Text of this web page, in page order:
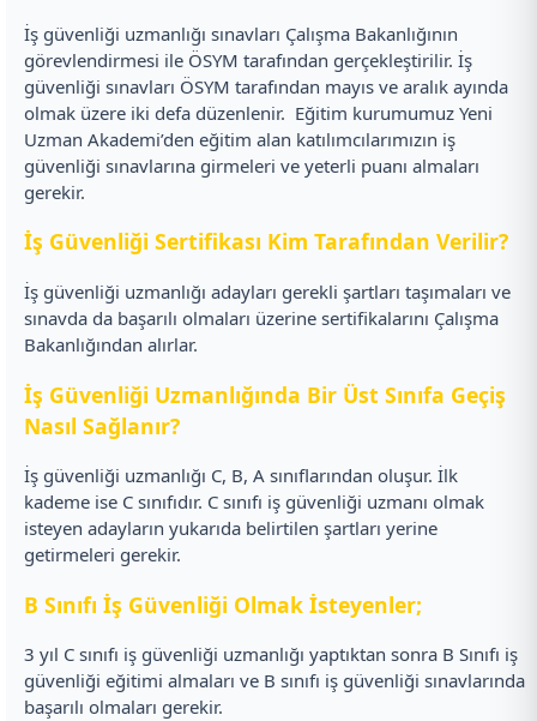
İş güvenliği uzmanlığı sınavları Çalışma Bakanlığının
görevlendirmesi ile ÖSYM tarafından gerçekleştirilir. İş
güvenliği sınavları ÖSYM tarafından mayıs ve aralık ayında
olmak üzere iki defa düzenlenir. Eğitim kurumumuz Yeni
Uzman Akademi’den eğitim alan katılımcılarımızın iş
güvenliği sınavlarına girmeleri ve yeterli puanı almaları
gerekir.
İş Güvenliği Sertifikası Kim Tarafından Verilir?
İş güvenliği uzmanlığı adayları gerekli şartları taşımaları ve
sınavda da başarılı olmaları üzerine sertifikalarını Çalışma
Bakanlığından alırlar.
İş Güvenliği Uzmanlığında Bir Üst Sınıfa Geçiş
Nasıl Sağlanır?
İş güvenliği uzmanlığı C, B, A sınıflarından oluşur. İlk
kademe ise C sınıfıdır. C sınıfı iş güvenliği uzmanı olmak
isteyen adayların yukarıda belirtilen şartları yerine
getirmeleri gerekir.
B Sınıfı İş Güvenliği Olmak İsteyenler;
3 yıl C sınıfı iş güvenliği uzmanlığı yaptıktan sonra B Sınıfı iş
güvenliği eğitimi almaları ve B sınıfı iş güvenliği sınavlarında
başarılı olmaları gerekir.